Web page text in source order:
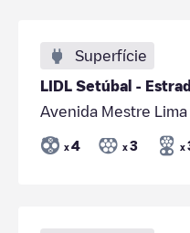
Superfície
LIDL Setúbal -
Avenida Mestre
x 4 x 3 x